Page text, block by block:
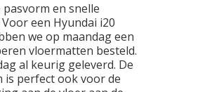
pasvorm en snelle
een Hyundai i20
we op maandag een
vloermatten besteld.
al keurig geleverd. De
is perfect ook voor de